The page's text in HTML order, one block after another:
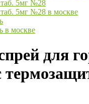
5мг №28
5мг №28 в москве
в москве
для